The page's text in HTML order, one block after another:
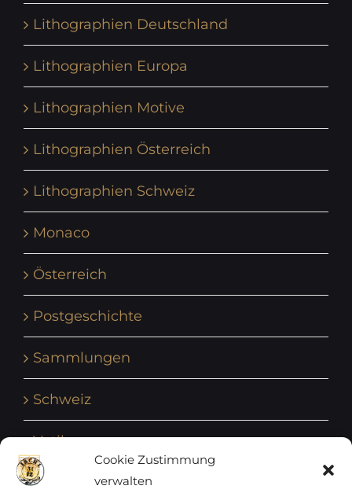
Cookie Zustimmung
verwalten
Lithographien Deutschland
Lithographien Europa
Lithographien Motive
Lithographien Österreich
Lithographien Schweiz
Monaco
Österreich
Postgeschichte
Sammlungen
Schweiz
Vatikan
Vereinte Nationen